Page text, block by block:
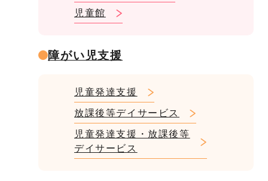
児童館
障がい児支援
児童発達支援
放課後等デイサービス
児童発達支援・放課後等
デイサービス